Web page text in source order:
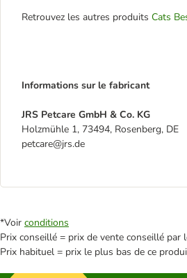
Retrouvez les autres produits Cats
Informations sur le fabricant
JRS Petcare GmbH & Co. KG
Holzmühle 1, 73494, Rosenberg, DE
petcare@jrs.de
*Voir conditions
Prix conseillé = prix de vente conseillé par
Prix habituel = prix le plus bas de ce